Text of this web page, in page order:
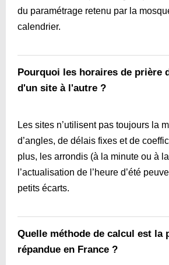
du paramétrage retenu par la
calendrier.
Pourquoi les horaires de prière
d'un site à l'autre ?
Les sites n’utilisent pas toujours la
d’angles, de délais fixes et de
plus, les arrondis (à la minute ou à
l’actualisation de l’heure d’été
petits écarts.
Quelle méthode de calcul est la
répandue en France ?